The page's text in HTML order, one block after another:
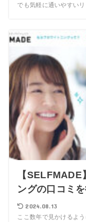
でも気軽に通いやすいリ
【
ングの口コミ
2024.08.13
ここ数年で見かけるよ